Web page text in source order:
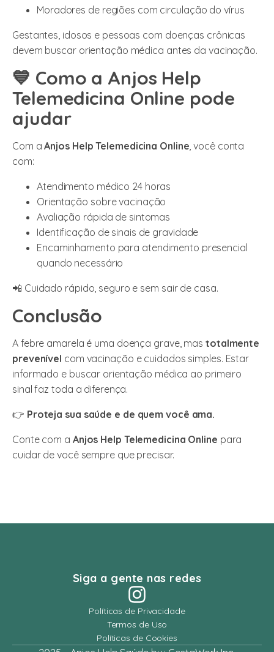
Moradores de regiões com circulação do vírus
Gestantes, idosos e pessoas com doenças crônicas
devem buscar orientação médica antes da vacinação.
💙 Como a Anjos Help
Telemedicina Online pode
ajudar
Com aAnjos Help Telemedicina Online, você conta
com:
Atendimento médico 24 horas
Orientação sobre vacinação
Avaliação rápida de sintomas
Identificação de sinais de gravidade
Encaminhamento para atendimento presencial
quando necessário
📲 Cuidado rápido, seguro e sem sair de casa.
Conclusão
A febre amarela é uma doença grave, mas totalmente
prevenível com vacinação e cuidados simples. Estar
informado e buscar orientação médica ao primeiro
sinal faz toda a diferença.
👉 Proteja sua saúde e de quem você ama.
Conte com a Anjos Help Telemedicina Online para
cuidar de você sempre que precisar.
Siga a gente nas redes
Políticas de Privacidade
Termos de Uso
Políticas de Cookies